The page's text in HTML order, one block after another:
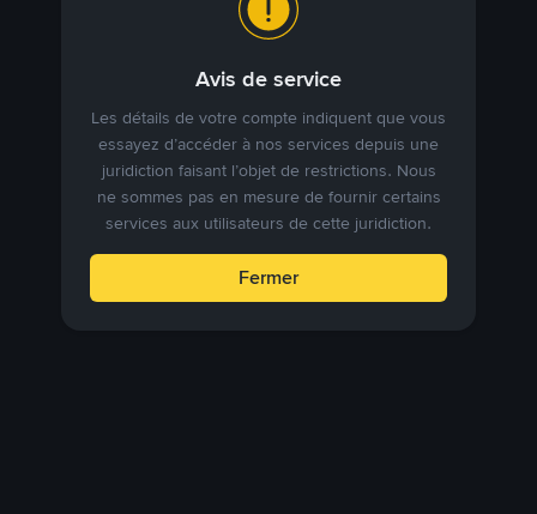
Avis de service
Les détails de votre compte indiquent que vous
essayez d’accéder à nos services depuis une
juridiction faisant l’objet de restrictions. Nous
ne sommes pas en mesure de fournir certains
services aux utilisateurs de cette juridiction.
Fermer